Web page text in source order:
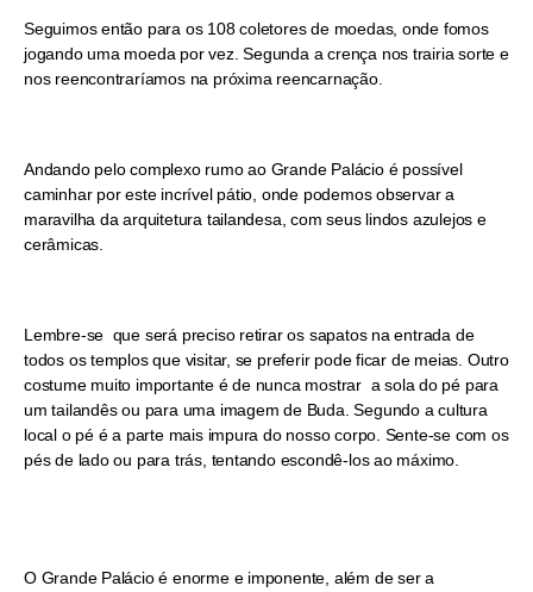
Seguimos então para os 108 coletores de moedas, onde fomos
jogando uma moeda por vez. Segunda a crença nos trairia sorte e
nos reencontraríamos na próxima reencarnação.
Andando pelo complexo rumo ao Grande Palácio é possível
caminhar por este incrível pátio, onde podemos observar a
maravilha da arquitetura tailandesa, com seus lindos azulejos e
cerâmicas.
Lembre-se que será preciso retirar os sapatos na entrada de
todos os templos que visitar, se preferir pode ficar de meias. Outro
costume muito importante é de nunca mostrar a sola do pé para
um tailandês ou para uma imagem de Buda. Segundo a cultura
local o pé é a parte mais impura do nosso corpo. Sente-se com os
pés de lado ou para trás, tentando escondê-los ao máximo.
O Grande Palácio é enorme e imponente, além de ser a